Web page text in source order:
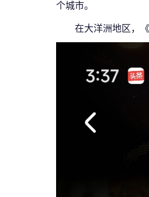
个城市。
在大洋洲地区，